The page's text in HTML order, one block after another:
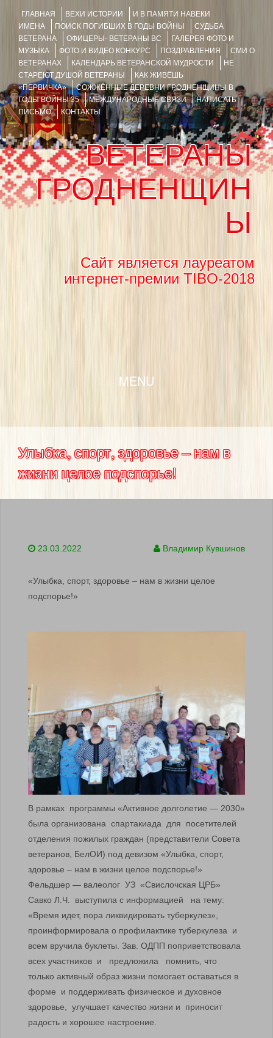
ГЛАВНАЯ ВЕХИ ИСТОРИИ
И В ПАМЯТИ НАВЕКИ
ИМЕНА
ПОИСК ПОГИБШИХ В ГОДЫ ВОЙНЫ
СУДЬБА
ВЕТЕРАНА
ОФИЦЕРЫ- ВЕТЕРАНЫ ВС
ГАЛЕРЕЯ ФОТО И
МУЗЫКА
ФОТО И ВИДЕО КОНКУРС ПОЗДРАВЛЕНИЯ
СМИ О
ВЕТЕРАНАХ
КАЛЕНДАРЬ ВЕТЕРАНСКОЙ МУДРОСТИ
НЕ
СТАРЕЮТ ДУШОЙ ВЕТЕРАНЫ
КАК ЖИВЁШЬ
«ПЕРВИЧКА»
СОЖЖЁННЫЕ ДЕРЕВНИ ГРОДНЕНЩИНЫ В
ГОДЫ ВОЙНЫ 35
МЕЖДУНАРОДНЫЕ СВЯЗИ
НАПИСАТЬ
ПИСЬМО
КОНТАКТЫ
ВЕТЕРАНЫ
ГРОДНЕНЩИН
Ы
Сайт является лауреатом
интернет-премии TIBO-2018
MENU
Улыбка, спорт, здоровье – нам в
жизни целое подспорье!
23.03.2022 Владимир Кувшинов
«Улыбка, спорт, здоровье – нам в жизни целое
подспорье!»
В рамках программы «Активное долголетие — 2030»
была организована спартакиада для посетителей
отделения пожилых граждан (представители Совета
ветеранов, БелОИ) под девизом «Улыбка, спорт,
здоровье – нам в жизни целое подспорье!»
Фельдшер — валеолог УЗ «Свислочская ЦРБ»
Савко Л.Ч. выступила с информацией на тему:
«Время идет, пора ликвидировать туберкулез»,
проинформировала о профилактике туберкулеза и
всем вручила буклеты. Зав. ОДПП поприветствовала
всех участников и предложила помнить, что
только активный образ жизни помогает оставаться в
форме и поддерживать физическое и духовное
здоровье, улучшает качество жизни и приносит
радость и хорошее настроение.